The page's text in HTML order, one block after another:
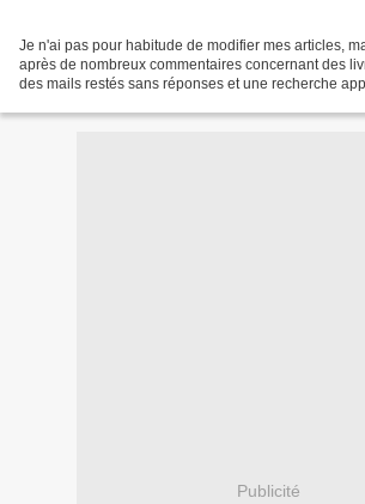
Je n'ai pas pour habitude de modifier mes articles,
après de nombreux commentaires concernant des
des mails restés sans réponses et une recherche
Publicité